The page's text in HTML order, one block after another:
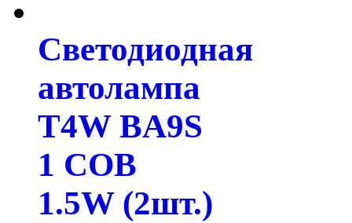
Светодиодная
автолампа
T4W BA9S
1 COB
1.5W (2шт.)